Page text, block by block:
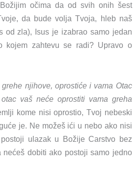
očima da od svih onih šest
da bude volja Tvoja, hleb naš
od zla), Isus je izabrao samo jedan
kojem zahtevu se radi? Upravo o
grehe njihove, oprostiće i vama Otac
vaš neće oprostiti vama greha
kome nisi oprostio, Tvoj nebeski
je. Ne možeš ići u nebo ako nisi
ulazak u Božije Carstvo bez
nećeš dobiti ako postoji samo jedno